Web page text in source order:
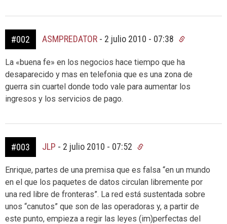
#002 ASMPREDATOR - 2 julio 2010 - 07:38
La «buena fe» en los negocios hace tiempo que ha
desaparecido y mas en telefonia que es una zona de
guerra sin cuartel donde todo vale para aumentar los
ingresos y los servicios de pago.
#003 JLP - 2 julio 2010 - 07:52
Enrique, partes de una premisa que es falsa “en un mundo
en el que los paquetes de datos circulan libremente por
una red libre de fronteras”. La red está sustentada sobre
unos “canutos” que son de las operadoras y, a partir de
este punto, empieza a regir las leyes (im)perfectas del